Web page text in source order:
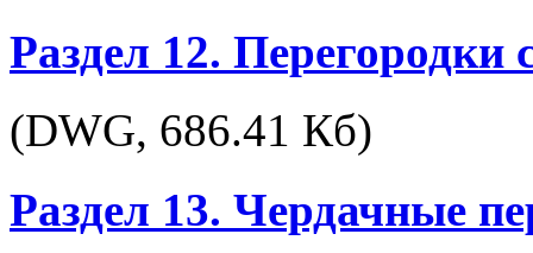
Раздел 12.
(DWG, 686.41 Кб)
Раздел 13. Чердачные